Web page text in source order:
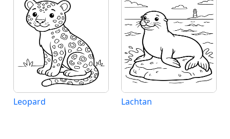
Leopard Lachtan